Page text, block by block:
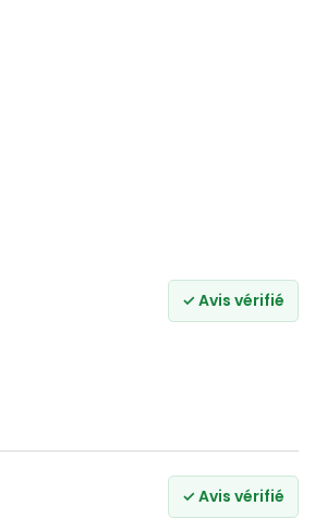
✓ Avis vérifié
✓ Avis vérifié